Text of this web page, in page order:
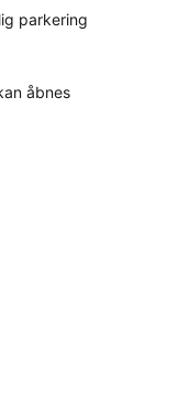
parkering
åbnes